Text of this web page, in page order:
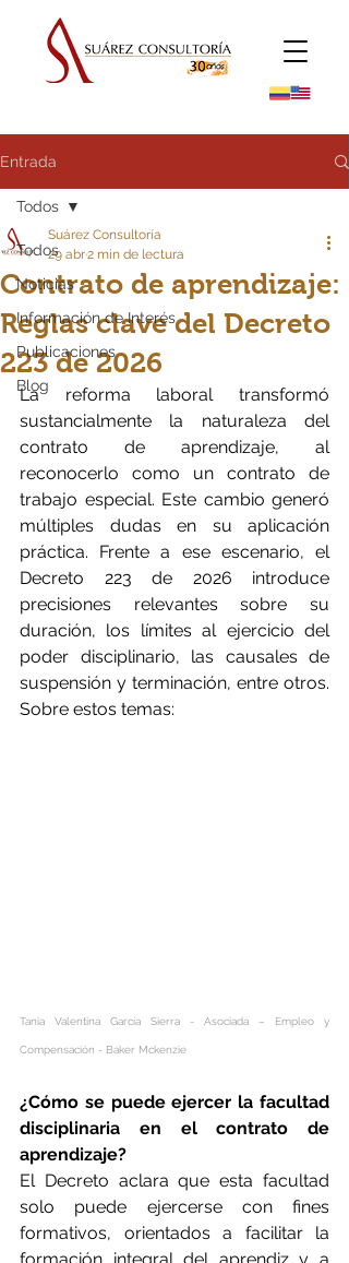
Entrada
Todos
Noticias
Información de Interés
Publicaciones
Blog
Todos
Contrato de aprendizaje:
Reglas clave del Decreto
223 de 2026
Suárez Consultoría
29 abr2 min de lectura
La reforma laboral transformó
sustancialmente la naturaleza del
contrato de aprendizaje, al
reconocerlo como un contrato de
trabajo especial. Este cambio generó
múltiples dudas en su aplicación
práctica. Frente a ese escenario, el
Decreto 223 de 2026 introduce
precisiones relevantes sobre su
duración, los límites al ejercicio del
poder disciplinario, las causales de
suspensión y terminación, entre otros.
Sobre estos temas:
Tania Valentina García Sierra - Asociada – Empleo y
Compensación - Baker Mckenzie
¿Cómo se puede ejercer la facultad
disciplinaria en el contrato de
aprendizaje?
El Decreto aclara que esta facultad
solo puede ejercerse con fines
formativos, orientados a facilitar la